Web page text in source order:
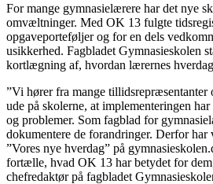
For mange gymnasielærere har det nye
omvæltninger. Med OK 13 fulgte
opgaveporteføljer og for en dels
usikkerhed. Fagbladet Gymnasieskolen
kortlægning af, hvordan lærernes
”Vi hører fra mange tillidsrepræsentanter
ude på skolerne, at implementeringen
og problemer. Som fagblad for
dokumentere de forandringer. Derfor har
”Vores nye hverdag” på
fortælle, hvad OK 13 har betydet for
chefredaktør på fagbladet